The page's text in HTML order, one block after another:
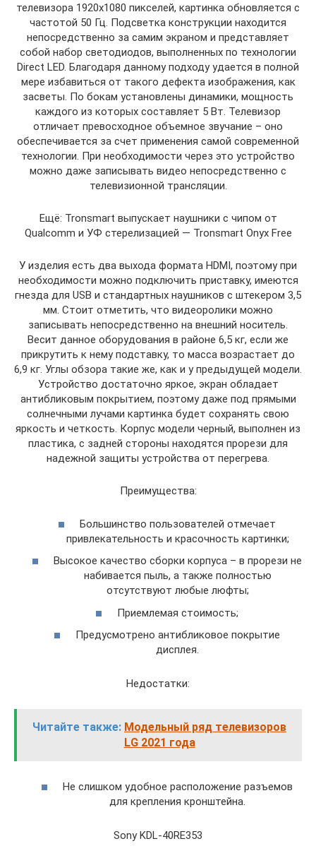
телевизора 1920х1080 пикселей, картинка обновляется с
частотой 50 Гц. Подсветка конструкции находится
непосредственно за самим экраном и представляет
собой набор светодиодов, выполненных по технологии
Direct LED. Благодаря данному подходу удается в полной
мере избавиться от такого дефекта изображения, как
засветы. По бокам установлены динамики, мощность
каждого из которых составляет 5 Вт. Телевизор
отличает превосходное объемное звучание – оно
обеспечивается за счет применения самой современной
технологии. При необходимости через это устройство
можно даже записывать видео непосредственно с
телевизионной трансляции.
Ещё: Tronsmart выпускает наушники с чипом от
Qualcomm и УФ стерелизацией — Tronsmart Onyx Free
У изделия есть два выхода формата HDMI, поэтому при
необходимости можно подключить приставку, имеются
гнезда для USB и стандартных наушников с штекером 3,5
мм. Стоит отметить, что видеоролики можно
записывать непосредственно на внешний носитель.
Весит данное оборудования в районе 6,5 кг, если же
прикрутить к нему подставку, то масса возрастает до
6,9 кг. Углы обзора такие же, как и у предыдущей модели.
Устройство достаточно яркое, экран обладает
антибликовым покрытием, поэтому даже под прямыми
солнечными лучами картинка будет сохранять свою
яркость и четкость. Корпус модели черный, выполнен из
пластика, с задней стороны находятся прорези для
надежной защиты устройства от перегрева.
Преимущества:
Большинство пользователей отмечает
привлекательность и красочность картинки;
Высокое качество сборки корпуса – в прорези не
набивается пыль, а также полностью
отсутствуют любые люфты;
Приемлемая стоимость;
Предусмотрено антибликовое покрытие
дисплея.
Недостатки:
Читайте также: Модельный ряд телевизоров
LG 2021 года
Не слишком удобное расположение разъемов
для крепления кронштейна.
Sony KDL-40RE353